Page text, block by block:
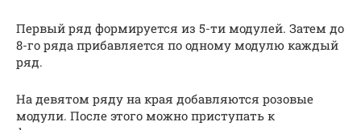
Первый ряд формируется из 5-ти модулей. Затем до
8-го ряда прибавляется по одному модулю каждый
ряд.
На девятом ряду на края добавляются розовые
модули. После этого можно приступать к